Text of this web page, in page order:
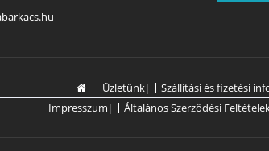
| Üzletünk| Szállítási és fizetési
Impresszum | Általános Szerződési